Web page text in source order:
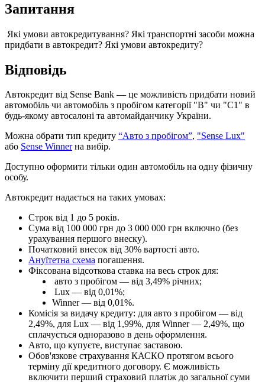
Запитання
Які умови автокредитування? Які транспортні засоби можна
придбати в автокредит? Які умови автокредиту?
Відповідь
Автокредит від Sense Bank — це можливість придбати новий
автомобіль чи автомобіль з пробігом категорії "В" чи "С1" в
будь-якому автосалоні та автомайданчику України.
Можна обрати тип кредиту “Авто з пробігом”, "Sensе Lux"
або Sense Winner на вибір.
Доступно оформити тільки один автомобіль на одну фізичну
особу.
Автокредит надається на таких умовах:
Строк від 1 до 5 років.
Сума від 100 000 грн до 3 000 000 грн включно (без
урахування першого внеску).
Початковий внесок від 30% вартості авто.
Ануїтетна схема погашення.
Фіксована відсоткова ставка на весь строк для:
авто з пробігом — від 3,49% річних;
Lux — від 0,01%;
Winner — від 0,01%.
Комісія за видачу кредиту: для авто з пробігом — від
2,49%, для Lux — від 1,99%, для Winner — 2,49%, що
сплачується одноразово в день оформлення.
Авто, що купуєте, виступає заставою.
Обов'язкове страхування КАСКО протягом всього
терміну дії кредитного договору. Є можливість
включити перший страховий платіж до загальної суми